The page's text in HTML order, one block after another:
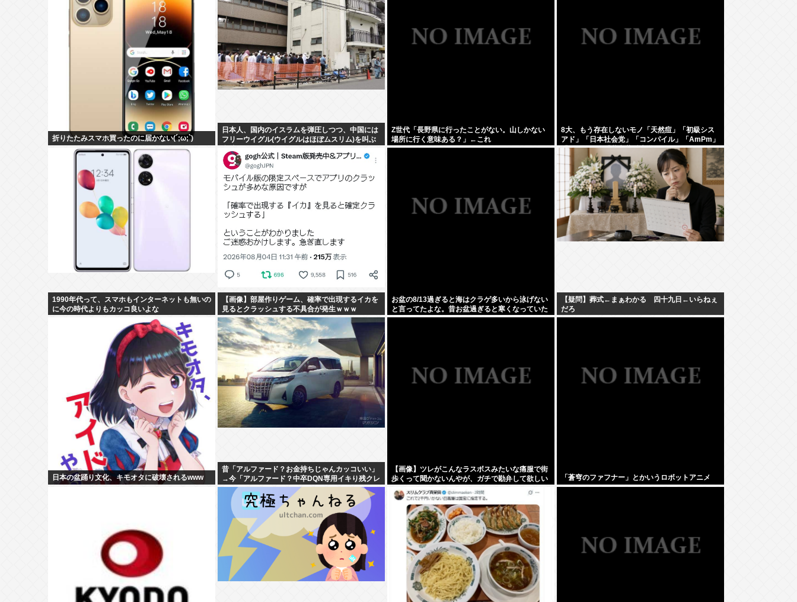
折りたたみスマホ買ったのに届かない(´;ω;`)
日本人、国内のイスラムを弾圧しつつ、中国には
フリーウイグル(ウイグルはほぼムスリム)を叫ぶ
Z世代「長野県に行ったことがない。山しかない
場所に行く意味ある？」←これ
8大、もう存在しないモノ「天然痘」「初級シス
アド」「日本社会党」「コンパイル」「AmPm」
「ジャスコ」「共立薬科大学」
1990年代って、スマホもインターネットも無いの
に今の時代よりもカッコ良いよな
【画像】部屋作りゲーム、確率で出現するイカを
見るとクラッシュする不具合が発生ｗｗｗ
お盆の8/13過ぎると海はクラゲ多いから泳げない
と言ってたよな。昔お盆過ぎると寒くなっていた
し
【疑問】葬式←まぁわかる 四十九日←いらねぇ
だろ
日本の盆踊り文化、キモオタに破壊されるwww
昔「アルファード？お金持ちじゃんカッコいい」
→今「アルファード？中卒DQN専用イキり残クレ
カーじゃんwww」
【画像】ツレがこんなラスボスみたいな痛服で街
歩くって聞かないんやが、ガチで勘弁して欲しい
「蒼穹のファフナー」とかいうロボットアニメ